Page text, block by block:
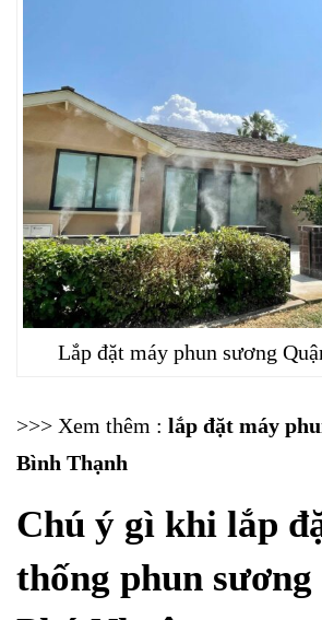
Lắp đặt máy phun sương
>>> Xem thêm : lắp đặt máy
Bình Thạnh
Chú ý gì khi lắp
thống phun sương